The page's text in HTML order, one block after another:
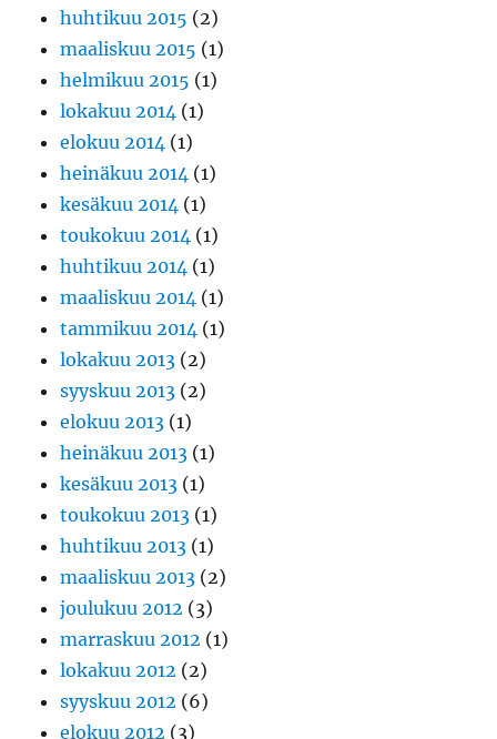
huhtikuu 2015 (2)
maaliskuu 2015 (1)
helmikuu 2015 (1)
lokakuu 2014 (1)
elokuu 2014 (1)
heinäkuu 2014 (1)
kesäkuu 2014 (1)
toukokuu 2014 (1)
huhtikuu 2014 (1)
maaliskuu 2014 (1)
tammikuu 2014 (1)
lokakuu 2013 (2)
syyskuu 2013 (2)
elokuu 2013 (1)
heinäkuu 2013 (1)
kesäkuu 2013 (1)
toukokuu 2013 (1)
huhtikuu 2013 (1)
maaliskuu 2013 (2)
joulukuu 2012 (3)
marraskuu 2012 (1)
lokakuu 2012 (2)
syyskuu 2012 (6)
elokuu 2012 (3)